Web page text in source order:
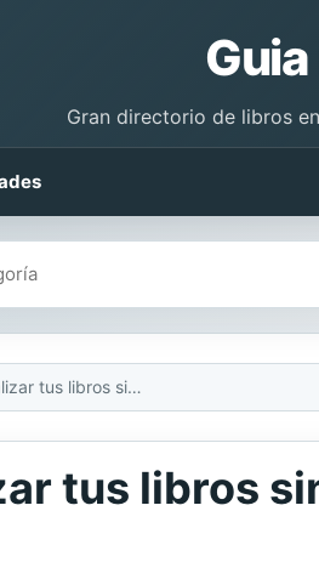
Gran directorio de libros
Cómo comercializar tus libros sin gastar un céntimo
tus libros